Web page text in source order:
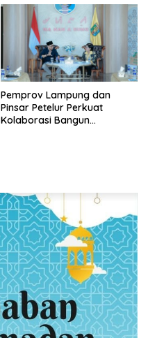
Pemprov Lampung dan
Pinsar Petelur Perkuat
Kolaborasi Bangun